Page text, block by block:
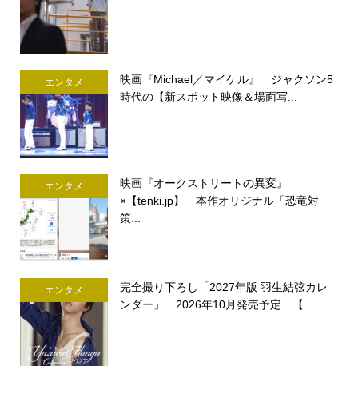
エンタメ
映画『Michael／マイケル』 ジャクソン5
時代の【新スポット映像＆場面写...
エンタメ
映画『オークストリートの異変』
×【tenki.jp】 本作オリジナル「恐竜対
策...
エンタメ
完全撮り下ろし「2027年版 羽生結弦カレ
ンダー」 2026年10月発売予定 【...